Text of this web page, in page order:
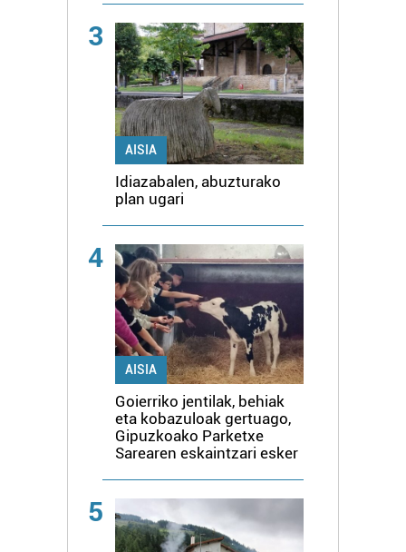
3
AISIA
Idiazabalen, abuzturako
plan ugari
4
AISIA
Goierriko jentilak, behiak
eta kobazuloak gertuago,
Gipuzkoako Parketxe
Sarearen eskaintzari esker
5